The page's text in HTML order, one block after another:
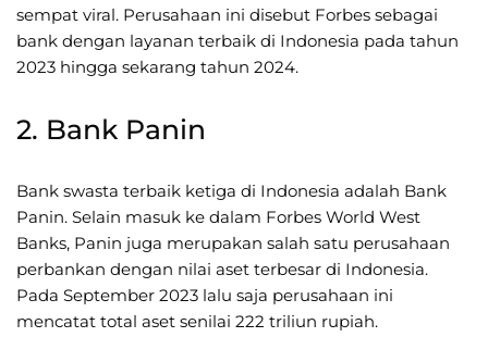
sempat viral. Perusahaan ini disebut Forbes sebagai
bank dengan layanan terbaik di Indonesia pada tahun
2023 hingga sekarang tahun 2024.
2. Bank Panin
Bank swasta terbaik ketiga di Indonesia adalah Bank
Panin. Selain masuk ke dalam Forbes World West
Banks, Panin juga merupakan salah satu perusahaan
perbankan dengan nilai aset terbesar di Indonesia.
Pada September 2023 lalu saja perusahaan ini
mencatat total aset senilai 222 triliun rupiah.